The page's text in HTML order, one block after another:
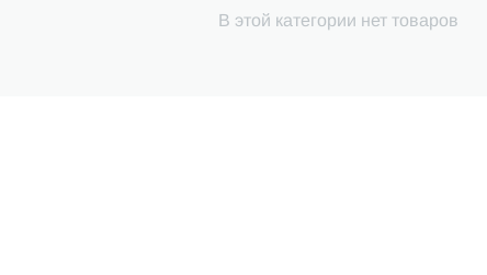
В этой категории нет товаров